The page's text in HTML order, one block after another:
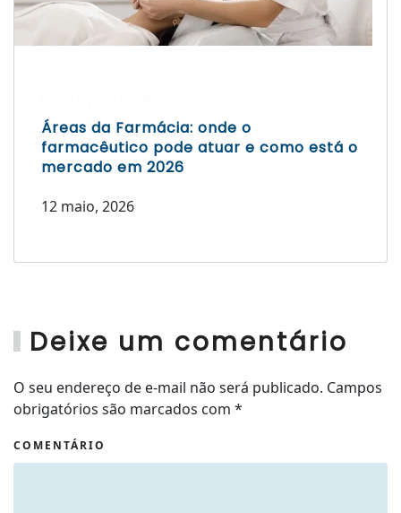
Áreas da Farmácia: onde o
farmacêutico pode atuar e como está o
mercado em 2026
12 maio, 2026
Deixe um comentário
O seu endereço de e-mail não será publicado. Campos
obrigatórios são marcados com *
COMENTÁRIO